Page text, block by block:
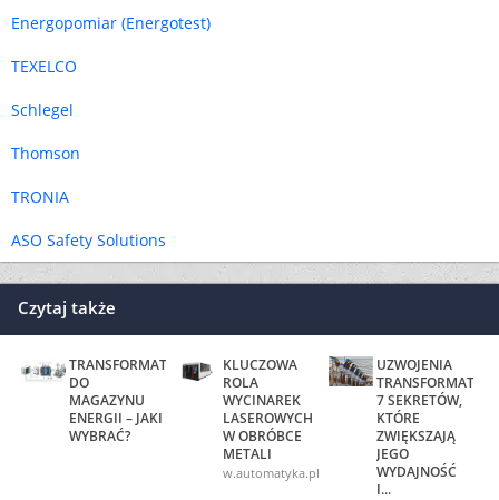
Energopomiar (Energotest)
TEXELCO
Schlegel
Thomson
TRONIA
ASO Safety Solutions
Czytaj także
TRANSFORMATOR
DO
MAGAZYNU
ENERGII – JAKI
WYBRAĆ?
KLUCZOWA
ROLA
WYCINAREK
LASEROWYCH
W OBRÓBCE
METALI
www.automatyka.pl
UZWOJENIA
7 SEKRETÓW,
KTÓRE
ZWIĘKSZAJĄ
JEGO
WYDAJNOŚĆ
I...